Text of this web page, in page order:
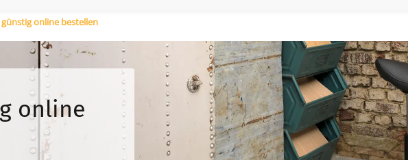
online bestellen
online